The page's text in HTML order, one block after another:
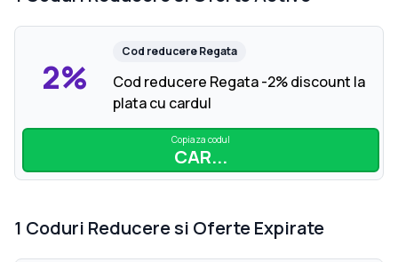
2%
Cod reducereRegata
Cod reducere Regata -2% discount la
plata cu cardul
Copiaza codul
CAR...
1 Coduri Reducere si Oferte Expirate